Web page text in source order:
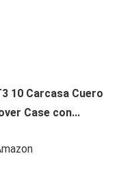
10 Carcasa Cuero
Case con...